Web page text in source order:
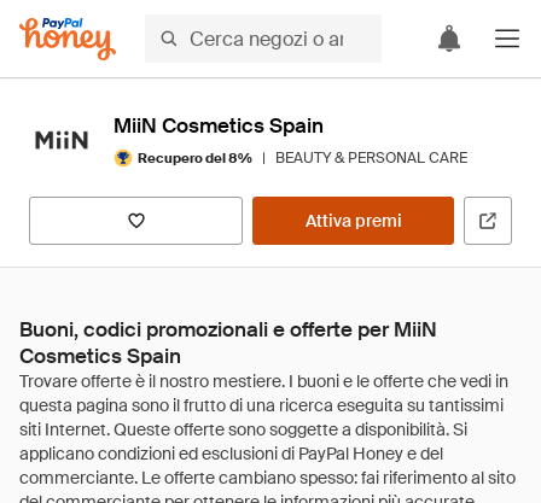
MiiN Cosmetics Spain
Recupero del 8% | BEAUTY & PERSONAL CARE
Attiva premi
Buoni, codici promozionali e offerte per MiiN
Cosmetics Spain